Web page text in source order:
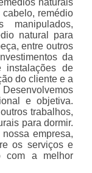
naturais
cabelo, remédio
manipulados,
natural para
entre outros
da
instalações de
do cliente e a
e objetiva.
trabalhos,
para dormir.
empresa,
os serviços e
com a melhor